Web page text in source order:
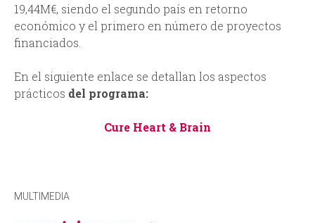
19,44M€, siendo el segundo país en retorno
económico y el primero en número de proyectos
financiados.
En el siguiente enlace se detallan los aspectos
prácticos del programa:
Cure Heart & Brain
MULTIMEDIA